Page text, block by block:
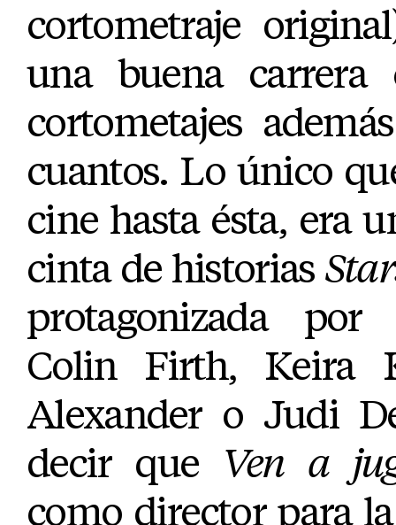
cortometraje
una buena
cortometajes
cuantos. Lo único
cine hasta ésta, era
cinta de historias
protagonizada por
Colin Firth, Keira
Alexander o Judi
decir que Ven a
como director para